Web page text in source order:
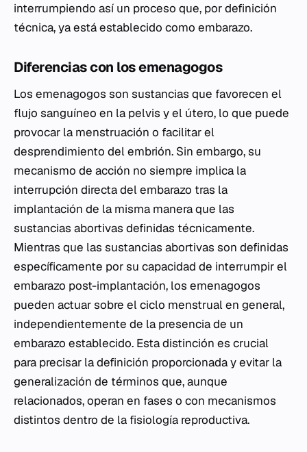
interrumpiendo así un proceso que, por definición
técnica, ya está establecido como embarazo.
Diferencias con los emenagogos
Los emenagogos son sustancias que favorecen el
flujo sanguíneo en la pelvis y el útero, lo que puede
provocar la menstruación o facilitar el
desprendimiento del embrión. Sin embargo, su
mecanismo de acción no siempre implica la
interrupción directa del embarazo tras la
implantación de la misma manera que las
sustancias abortivas definidas técnicamente.
Mientras que las sustancias abortivas son definidas
específicamente por su capacidad de interrumpir el
embarazo post-implantación, los emenagogos
pueden actuar sobre el ciclo menstrual en general,
independientemente de la presencia de un
embarazo establecido. Esta distinción es crucial
para precisar la definición proporcionada y evitar la
generalización de términos que, aunque
relacionados, operan en fases o con mecanismos
distintos dentro de la fisiología reproductiva.